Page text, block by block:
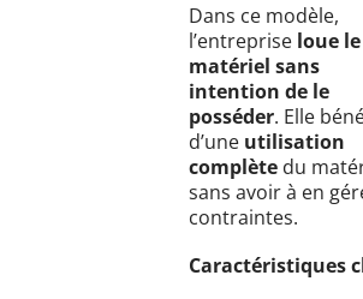
Dans ce modèle,
l’entreprise loue le
matériel sans
intention de le
posséder. Elle
d’une utilisation
complète du
sans avoir à en
contraintes.
Caractéristiques